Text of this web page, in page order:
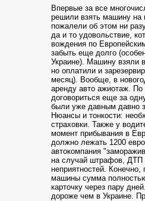
Впервые за все
решили взять машину на
пожалели об этом ни
да и то удовольствие,
вождения по
забыть еще долго
Украине). Машину взяли
но оплатили и
месяц). Вообще, в
аренду авто ажиотаж. По
договориться еще за
были уже давным давно
Нюансы и тонкости:
страховки. Также у
момент прибывания в
должно лежать 1200
автокомпания
на случай штрафов, ДТП
неприятностей. Конечно,
машины сумма
карточку через пару
дороже чем в Украине.